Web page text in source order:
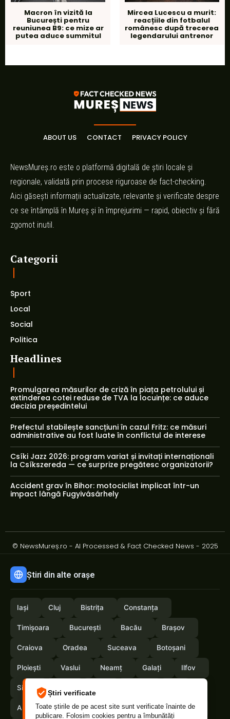
Știri verificate
Toate știrile de pe acest site sunt verificate înainte de
publicare. Folosim cookies pentru a îmbunătăți
Macron în vizită la
București pentru
reuniunea B9: ce mize ar
putea aduce summitul
Mircea Lucescu a murit:
reacțiile din fotbalul
românesc după trecerea
legendarului antrenor
ABOUT US CONTACT PRIVACY POLICY
NewsMureș.ro este o platformă digitală de știri locale și
regionale, validată prin procese riguroase de fact-checking.
Aici găsești informații actualizate, relevante și verificate despre
ce se întâmplă în Mureș și în împrejurimi — rapid, obiectiv și fără
zgomot inutil.
Categorii
Sport
Local
Social
Politica
Headlines
Promulgarea măsurilor de criză în piața petrolului și
extinderea cotei reduse de TVA la locuințe: ce aduce
decizia președintelui
Prefectul stabilește sancțiuni în cazul Fritz: ce măsuri
administrative au fost luate în conflictul de interese
Csíki Jazz 2026: program variat și invitați internaționali
la Csíkszereda — ce surprize pregătesc organizatorii?
Accident grav în Bihor: motociclist implicat într-un
impact lângă Fugyivásárhely
© NewsMureș.ro - AI Processed & Fact Checked News - 2025
Știri din alte orașe
Iași Cluj Bistrița Constanța
Timișoara București Bacău Brașov
Craiova Oradea Suceava Botoșani
Ploiești Vaslui Neamț Galați Ilfov
Sibiu
Arges Maramures Vrancea Satumare